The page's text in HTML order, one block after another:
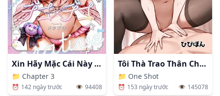
Xin Hãy Mặc Cái Này Đi, Kokonoe Senpai!
📁 Chapter 3
⏰ 142 ngày trước 👁️ 94408
Tôi Thà Trao Thân Cho Gã Tồi Lăng Nhăng
📁 One Shot
⏰ 153 ngày trước 👁️ 145078